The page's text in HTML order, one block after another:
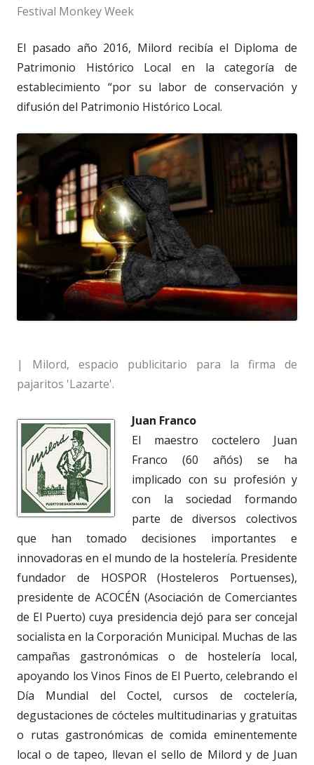
Festival Monkey Week
El pasado año 2016, Milord recibía el Diploma de
Patrimonio Histórico Local en la categoría de
establecimiento “por su labor de conservación y
difusión del Patrimonio Histórico Local.
| Milord, espacio publicitario para la firma de
pajaritos 'Lazarte'.
Juan Franco
El maestro coctelero Juan
Franco (60 añós) se ha
implicado con su profesión y
con la sociedad formando
parte de diversos colectivos
que han tomado decisiones importantes e
innovadoras en el mundo de la hostelería. Presidente
fundador de HOSPOR (Hosteleros Portuenses),
presidente de ACOCÉN (Asociación de Comerciantes
de El Puerto) cuya presidencia dejó para ser concejal
socialista en la Corporación Municipal. Muchas de las
campañas gastronómicas o de hostelería local,
apoyando los Vinos Finos de El Puerto, celebrando el
Día Mundial del Coctel, cursos de coctelería,
degustaciones de cócteles multitudinarias y gratuitas
o rutas gastronómicas de comida eminentemente
local o de tapeo, llevan el sello de Milord y de Juan